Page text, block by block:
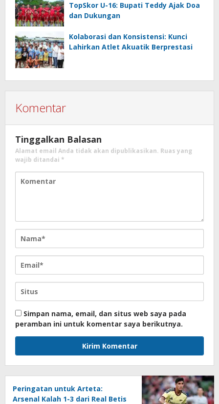
TopSkor U-16: Bupati Teddy Ajak Doa
dan Dukungan
Kolaborasi dan Konsistensi: Kunci
Lahirkan Atlet Akuatik Berprestasi
Komentar
Tinggalkan Balasan
Alamat email Anda tidak akan dipublikasikan. Ruas yang
wajib ditandai *
Simpan nama, email, dan situs web saya pada
peramban ini untuk komentar saya berikutnya.
Peringatan untuk Arteta:
Arsenal Kalah 1-3 dari Real Betis